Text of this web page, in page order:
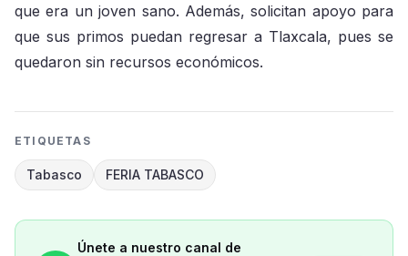
que era un joven sano. Además, solicitan apoyo para
que sus primos puedan regresar a Tlaxcala, pues se
quedaron sin recursos económicos.
ETIQUETAS
Tabasco FERIA TABASCO
Únete a nuestro canal de